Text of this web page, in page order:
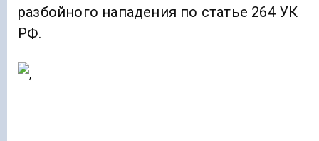
разбойного нападения по статье 264 УК
РФ.